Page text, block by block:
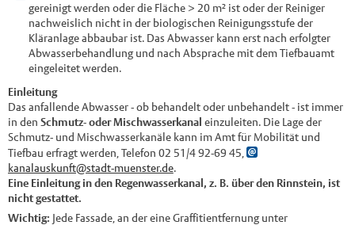
gereinigt werden oder die Fläche > 20 m² ist oder der Reiniger
nachweislich nicht in der biologischen Reinigungsstufe der
Kläranlage abbaubar ist. Das Abwasser kann erst nach erfolgter
Abwasserbehandlung und nach Absprache mit dem Tiefbauamt
eingeleitet werden.
Einleitung
Das anfallende Abwasser - ob behandelt oder unbehandelt - ist immer
in den Schmutz- oder Mischwasserkanal einzuleiten. Die Lage der
Schmutz- und Mischwasserkanäle kann im Amt für Mobilität und
Tiefbau erfragt werden, Telefon 02 51/4 92-69 45,
kanalauskunft@stadt-muenster.de.
Eine Einleitung in den Regenwasserkanal, z. B. über den Rinnstein, ist
nicht gestattet.
Wichtig: Jede Fassade, an der eine Graffitientfernung unter